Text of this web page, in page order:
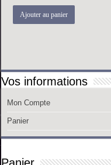
Ajouter au panier
Vos informations
Mon Compte
Panier